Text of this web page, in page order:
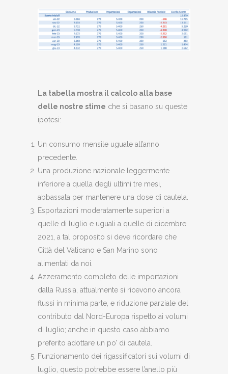
La tabella mostra il calcolo alla base
delle nostre stime che si basano su queste
ipotesi:
Un consumo mensile uguale all’anno
precedente.
Una produzione nazionale leggermente
inferiore a quella degli ultimi tre mesi,
abbassata per mantenere una dose di cautela.
Esportazioni moderatamente superiori a
quelle di luglio e uguali a quelle di dicembre
2021, a tal proposito si deve ricordare che
Città del Vaticano e San Marino sono
alimentati da noi.
Azzeramento completo delle importazioni
dalla Russia, attualmente si ricevono ancora
flussi in minima parte, e riduzione parziale del
contributo dal Nord-Europa rispetto ai volumi
di luglio; anche in questo caso abbiamo
preferito adottare un po’ di cautela.
Funzionamento dei rigassificatori sui volumi di
luglio, questo potrebbe essere l’anello più